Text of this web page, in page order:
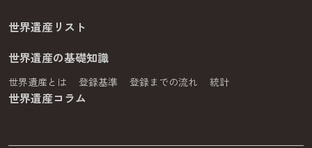
世界遺産リスト
世界遺産の基礎知識
世界遺産とは 登録基準 登録までの流れ 統計
世界遺産コラム